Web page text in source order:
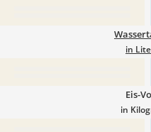
in
Eis-
in